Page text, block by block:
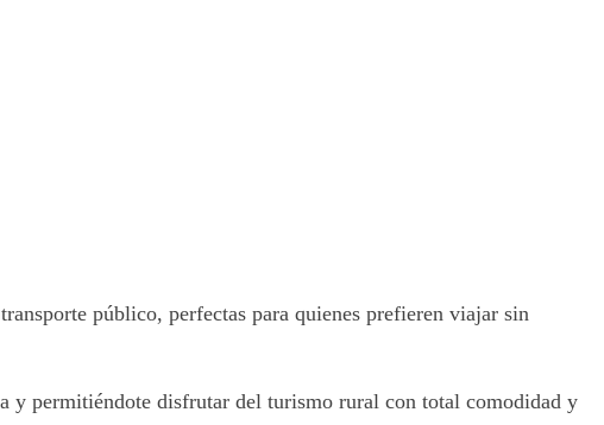
público, perfectas para quienes prefieren viajar sin
y permitiéndote disfrutar del turismo rural con total comodidad y